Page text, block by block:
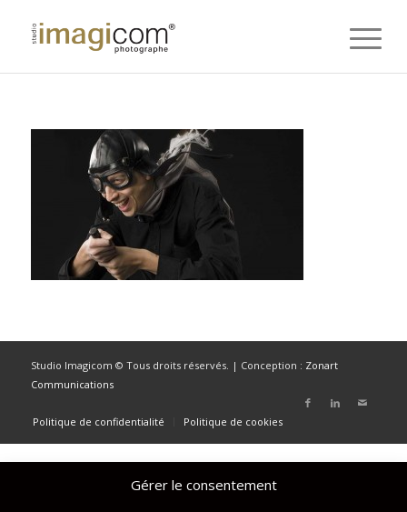
Gérer le consentement
Studio Imagicom © Tous droits réservés. | Conception : Zonart
Communications
Politique de confidentialité Politique de cookies